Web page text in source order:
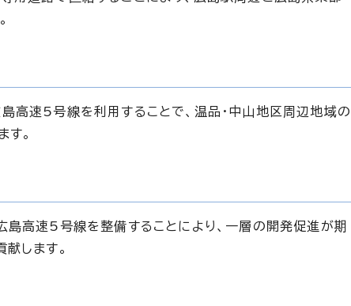
高速5号線を利用することで、温品・中山地区周辺地域の
。
高速5号線を整備することにより、一層の開発促進が期
します。